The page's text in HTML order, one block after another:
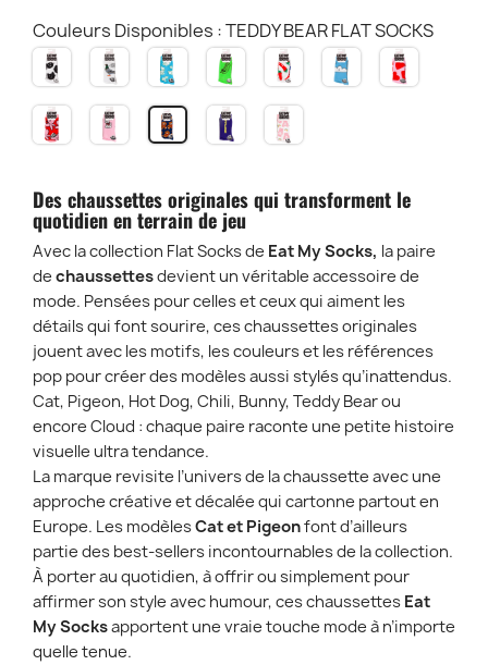
Couleurs Disponibles : TEDDY BEAR FLAT SOCKS
CAT
FLAT
SOCKS
PIGEON
FLAT
SOCKS
LATE
BUNNY
FLAT
SOCKS
HOT
DOG
FLAT
SOCKS
CHILI
FLAT
CLOUD
FLAT
LOVE
FLAT
DAISY
FLAT
VINTAGE
CAT
TEDDY
BEAR
OFFLINE
FLAT
TEDDY
RAIMBOW
Des chaussettes originales qui transforment le
quotidien en terrain de jeu
Avec la collection Flat Socks de Eat My Socks, la paire
de chaussettesdevient un véritable accessoire de
mode. Pensées pour celles et ceux qui aiment les
détails qui font sourire, ces chaussettes originales
jouent avec les motifs, les couleurs et les références
pop pour créer des modèles aussi stylés qu’inattendus.
Cat, Pigeon, Hot Dog, Chili, Bunny, Teddy Bear ou
encore Cloud : chaque paire raconte une petite histoire
visuelle ultra tendance.
La marque revisite l’univers de la chaussette avec une
approche créative et décalée qui cartonne partout en
Europe. Les modèlesCat et Pigeonfont d’ailleurs
partie des best-sellers incontournables de la collection.
À porter au quotidien, à offrir ou simplement pour
affirmer son style avec humour, ces chaussettes Eat
My Socksapportent une vraie touche mode à n’importe
quelle tenue.